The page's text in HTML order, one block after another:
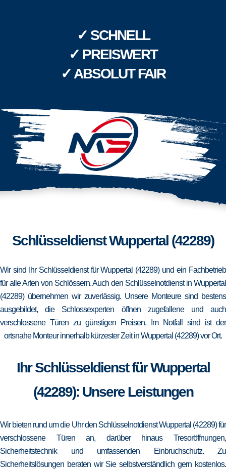
✓ SCHNELL
✓ PREISWERT
✓ ABSOLUT FAIR
Schlüsseldienst Wuppertal (42289)
Wir sind Ihr Schlüsseldienst für Wuppertal (42289) und ein Fachbetrieb
für alle Arten von Schlössern. Auch den Schlüsselnotdienst in Wuppertal
(42289) übernehmen wir zuverlässig. Unsere Monteure sind bestens
ausgebildet, die Schlossexperten öffnen zugefallene und auch
verschlossene Türen zu günstigen Preisen. Im Notfall sind ist der
ortsnahe Monteur innerhalb kürzester Zeit in Wuppertal (42289) vor Ort.
Ihr Schlüsseldienst für Wuppertal
(42289): Unsere Leistungen
Wir bieten rund um die Uhr den Schlüsselnotdienst Wuppertal (42289) für
verschlossene Türen an, darüber hinaus Tresoröffnungen,
Sicherheitstechnik und umfassenden Einbruchschutz. Zu
Sicherheitslösungen beraten wir Sie selbstverständlich gern kostenlos.